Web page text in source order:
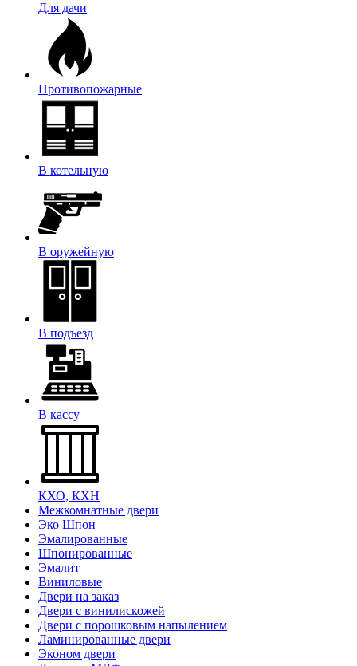
Для дачи
Противопожарные
В котельную
В оружейную
В подъезд
В кассу
КХО, КХН
Межкомнатные двери
Эко Шпон
Эмалированные
Шпонированные
Эмалит
Виниловые
Двери на заказ
Двери с винилискожей
Двери с порошковым напылением
Ламинированные двери
Эконом двери